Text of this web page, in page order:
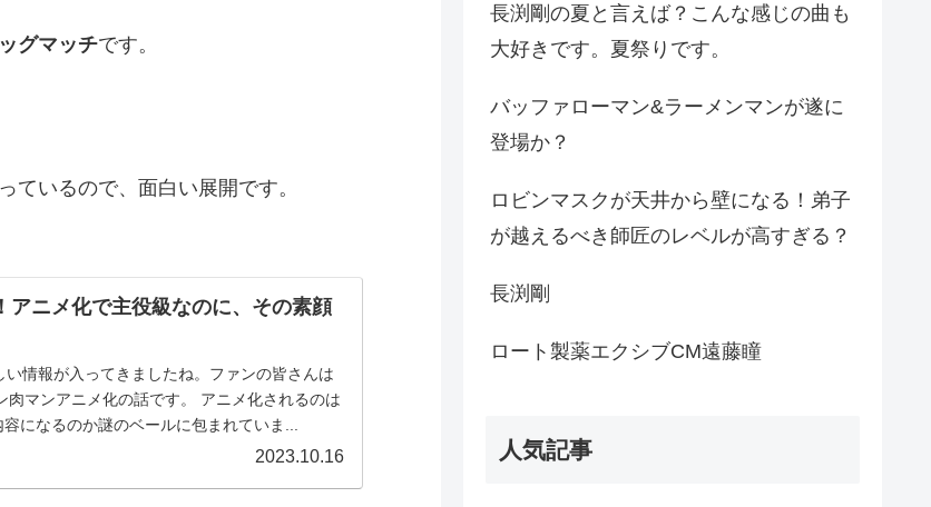
グマッチです。
ているので、面白い展開です。
アニメ化で主役級なのに、その素顔
情報が入ってきましたね。ファンの皆さんは
肉マンアニメ化の話です。 アニメ化されるのは
になるのか謎のベールに包まれていま...
2023.10.16
長渕剛の夏と言えば？こんな感じの曲も
大好きです。夏祭りです。
バッファローマン&ラーメンマンが遂に
登場か？
ロビンマスクが天井から壁になる！弟子
が越えるべき師匠のレベルが高すぎる？
長渕剛
ロート製薬エクシブCM遠藤瞳
人気記事